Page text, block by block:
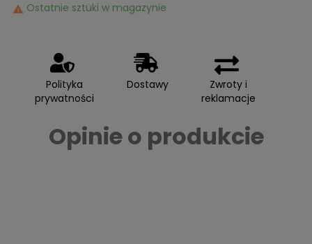
 Ostatnie sztuki w magazynie
Polityka
prywatności
Dostawy
Zwroty i
reklamacje
Opinie o produkcie